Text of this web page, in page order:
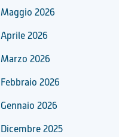
Maggio 2026
Aprile 2026
Marzo 2026
Febbraio 2026
Gennaio 2026
Dicembre 2025